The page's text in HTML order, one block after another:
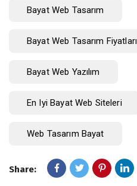
Bayat Web Tasarım
Bayat Web Tasarım Fiyatları
Bayat Web Yazılım
En Iyi Bayat Web Siteleri
Web Tasarım Bayat
Share: